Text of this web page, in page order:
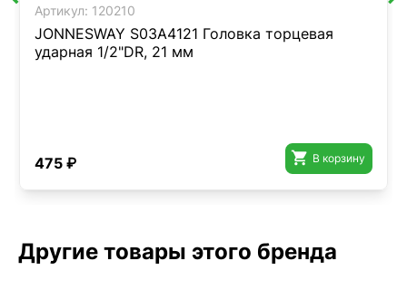
Артикул: 120210
JONNESWAY S03A4121 Головка торцевая
ударная 1/2"DR, 21 мм
475 ₽  В корзину
Другие товары этого бренда